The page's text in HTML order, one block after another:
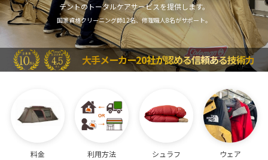
テントのトータルケアサービスを提供します。
国家資格クリーニング師12名、修理職人8名がサポート。
大手メーカー20社が認める信頼ある技術力
料金 利用方法 シュラフ ウェア